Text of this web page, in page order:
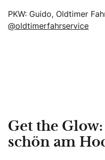
PKW: Guido, Oldtimer
@oldtimerfahrservice
Get the
schön am